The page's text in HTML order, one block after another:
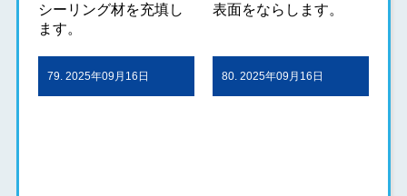
シーリング材を充填し
ます。
表面をならします。
79. 2025年09月16日 80. 2025年09月16日